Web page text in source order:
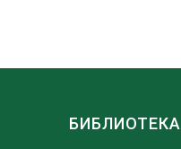
БИБЛИОТЕКА